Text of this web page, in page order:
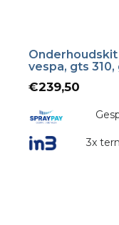
vespa, gts 310,
€239,50
3x